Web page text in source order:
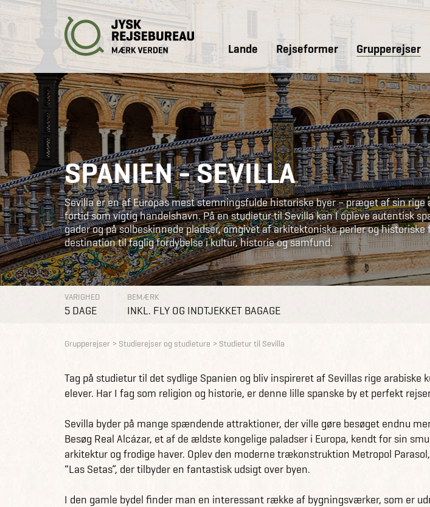
Lande Rejseformer Grupperejser
SPANIEN - SEVILLA
Sevilla er en af Europas mest stemningsfulde historiske byer – præget af sin rige
fortid som vigtig handelshavn. På en studietur til Sevilla kan I opleve autentisk
gader og på solbeskinnede pladser, omgivet af arkitektoniske perler og
destination til faglig fordybelse i kultur, historie og samfund.
VARIGHED
5 DAGE
BEMÆRK
INKL. FLY OG INDTJEKKET BAGAGE
Grupperejser Studierejser og studieture Studietur til Sevilla
Tag på studietur til det sydlige Spanien og bliv inspireret af Sevillas rige arabiske
elever. Har I fag som religion og historie, er denne lille spanske by et perfekt
Sevilla byder på mange spændende attraktioner, der ville gøre besøget endnu
Besøg Real Alcázar, et af de ældste kongelige paladser i Europa, kendt for sin
arkitektur og frodige haver. Oplev den moderne trækonstruktion Metropol
“Las Setas”, der tilbyder en fantastisk udsigt over byen.
I den gamle bydel finder man en interessant række af bygningsværker, som er